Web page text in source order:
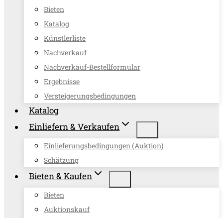
Bieten
Katalog
Künstlerliste
Nachverkauf
Nachverkauf-Bestellformular
Ergebnisse
Versteigerungsbedingungen
Katalog
Einliefern & Verkaufen
Einlieferungsbedingungen (Auktion)
Schätzung
Bieten & Kaufen
Bieten
Auktionskauf